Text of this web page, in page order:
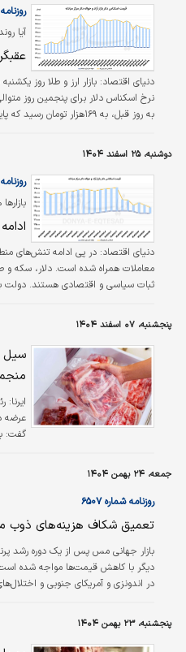
هر
و
آیا
روزنامه
دنیای اقتصاد: بازار ارز و طلا روز
نرخ اسکناس دلار برای پنجمین روز
به ‌روز قبل، به ۱۶۹هزار
قیمت ۹۲‌میلیون تومان به کمترین سطح حدود ۴۰روز اخیر…
دوشنبه، ۲۵ اسفند ۱۴۰۴
ثبات
روزنامه
دنیای اقتصاد: در پی ادامه تنش‌های
معاملات همراه شده است. دلار، سکه و
ثبات سیاسی و اقتصادی هستند. دولت
پنجشنبه، ۰۷ اسفند ۱۴۰۴
سیل
منجمد ۷۲۰ هزار
ایرنا:
عرضه
گفت:
جمعه، ۲۴ بهمن ۱۴۰۴
روزنامه شماره ۶۵۰۷
تعمیق شکاف هزینه‌های
دیگر با کاهش قیمت‌ها مواجه شده
در اندونزی و آمریکای جنوبی و
پنجشنبه، ۲۳ بهمن ۱۴۰۴